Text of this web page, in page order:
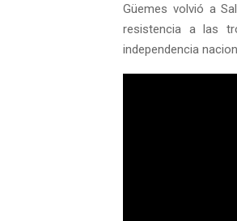
Güemes volvió a
resistencia a las
independencia